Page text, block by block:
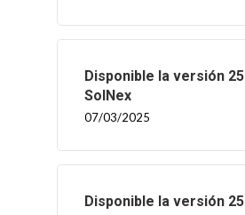
Disponible la versión
SolNex
07/03/2025
Disponible la versión